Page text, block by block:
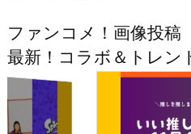
ファンコメ！画像投稿
最新！コラボ＆トレン